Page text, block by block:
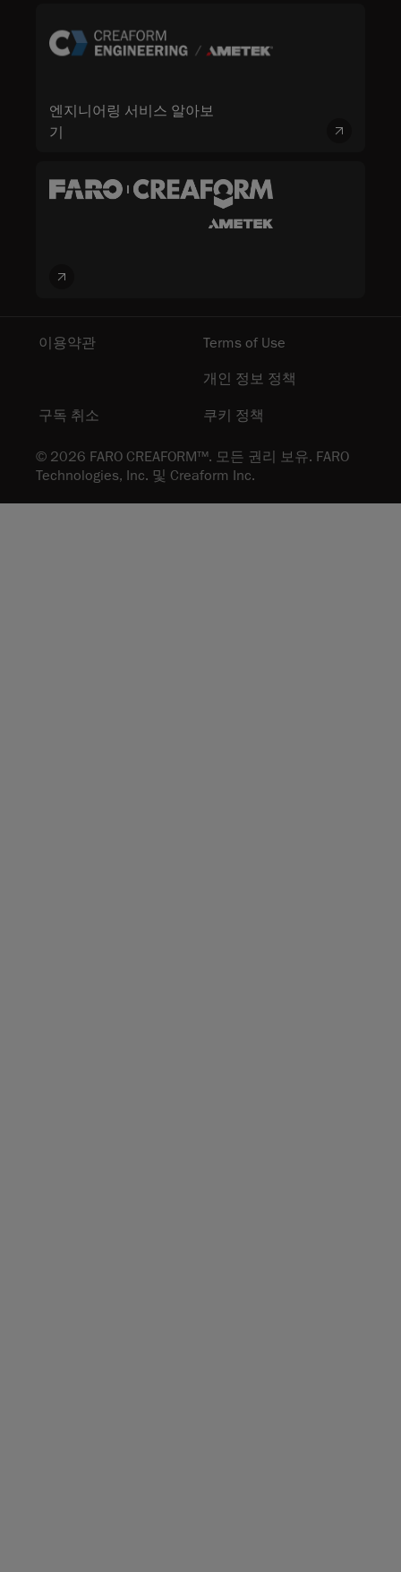
엔지니어링 서비스 알아보
기
© 2026 FARO CREAFORM™. 모든 권리 보유. FARO
Technologies, Inc. 및 Creaform Inc.
이용약관
Terms of Use
개인 정보 정책
구독 취소 쿠키 정책